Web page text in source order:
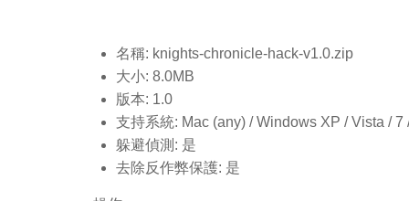
名稱: knights-chronicle-hack-v1.0.zip
大小: 8.0MB
版本: 1.0
支持系統: Mac (any) / Windows XP / Vista / 7
躲避偵測: 是
去除反作弊保護: 是